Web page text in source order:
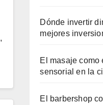
Dónde invertir
mejores
El masaje como
sensorial en la
El barbershop